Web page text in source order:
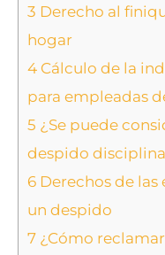
3 Derecho al
hogar
4 Cálculo de la
para empleadas
5 ¿Se puede
despido
6 Derechos de
un despido
7 ¿Cómo